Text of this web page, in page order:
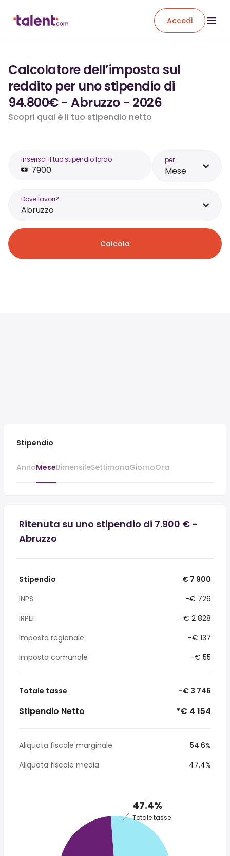
Accedi
Calcolatore dell’imposta sul
reddito per uno stipendio di
94.800€ - Abruzzo - 2026
Scopri qual è il tuo stipendio netto
Inserisci il tuo stipendio lordo per
Mese
Dove lavori?
Abruzzo
Calcola
Stipendio
AnnoMeseBimensileSettimanaGiornoOra
Ritenuta su uno stipendio di 7.900 € -
Abruzzo
Stipendio
€ 7 900
INPS
-€ 726
IRPEF
-€ 2 828
Imposta regionale
-€ 137
Imposta comunale
-€ 55
Totale tasse -€ 3 746
Stipendio Netto *€ 4 154
Aliquota fiscale marginale
54.6%
Aliquota fiscale media
47.4%
47.4%
Totale tasse